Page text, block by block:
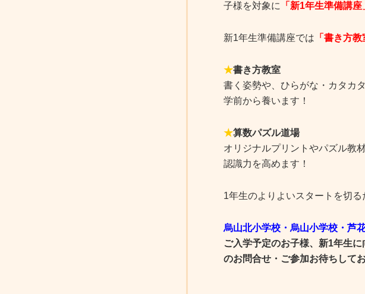
子様を対象に
「新1年生準備講座
新1年生準備講座では 「書き方
★書き方教室
書く姿勢や、ひらがな・カタカ
学前から養います！
★算数パズル道場
オリジナルプリントやパズル教
認識力を高めます！
1年生のよりよいスタートを切
烏山北小学校・烏山小学校・芦
ご入学予定のお子様、新1年生
のお問合せ・ご参加お待ちしてお